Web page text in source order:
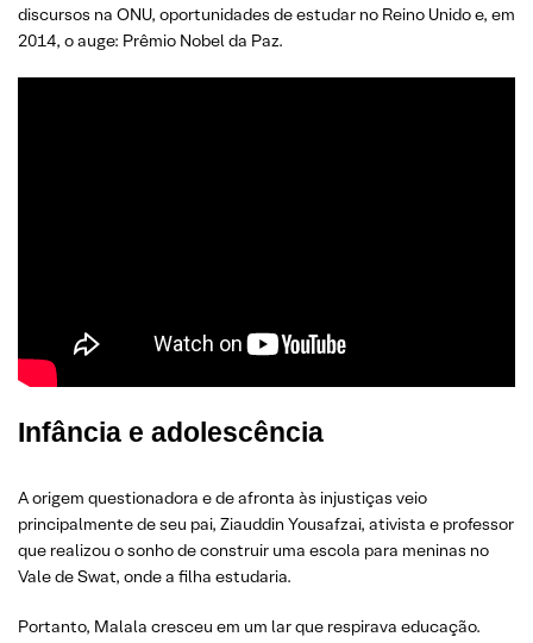
discursos na ONU, oportunidades de estudar no Reino Unido e, em
2014, o auge: Prêmio Nobel da Paz.
Infância e adolescência
A origem questionadora e de afronta às injustiças veio
principalmente de seu pai, Ziauddin Yousafzai, ativista e professor
que realizou o sonho de construir uma escola para meninas no
Vale de Swat, onde a filha estudaria.
Portanto, Malala cresceu em um lar que respirava educação.